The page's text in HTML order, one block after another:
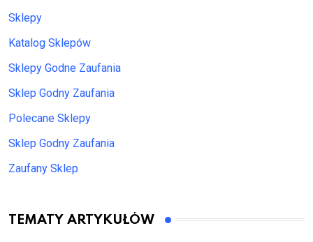
Sklepy
Katalog Sklepów
Sklepy Godne Zaufania
Sklep Godny Zaufania
Polecane Sklepy
Sklep Godny Zaufania
Zaufany Sklep
TEMATY ARTYKUŁÓW